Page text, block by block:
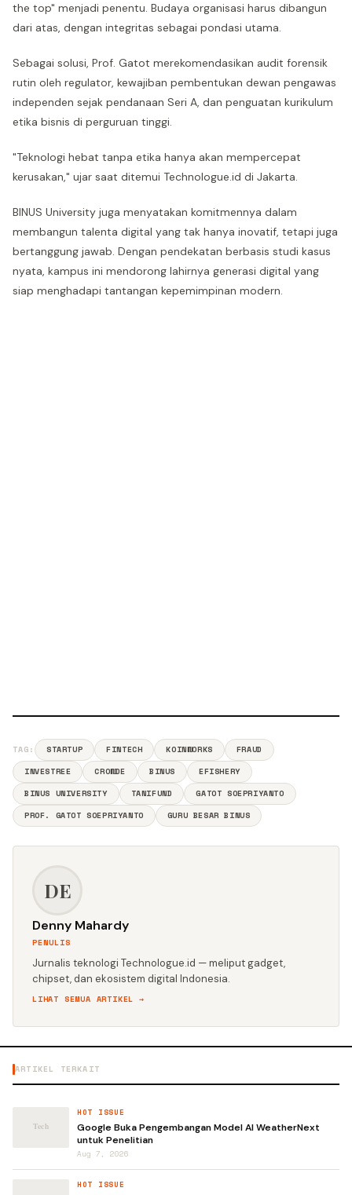
the top" menjadi penentu. Budaya organisasi harus dibangun
dari atas, dengan integritas sebagai pondasi utama.
Sebagai solusi, Prof. Gatot merekomendasikan audit forensik
rutin oleh regulator, kewajiban pembentukan dewan pengawas
independen sejak pendanaan Seri A, dan penguatan kurikulum
etika bisnis di perguruan tinggi.
"Teknologi hebat tanpa etika hanya akan mempercepat
kerusakan," ujar saat ditemui Technologue.id di Jakarta.
BINUS University juga menyatakan komitmennya dalam
membangun talenta digital yang tak hanya inovatif, tetapi juga
bertanggung jawab. Dengan pendekatan berbasis studi kasus
nyata, kampus ini mendorong lahirnya generasi digital yang
siap menghadapi tantangan kepemimpinan modern.
TAG: STARTUP FINTECH KOINWORKS
FRAUD
INVESTREE
CROWDE BINUS
EFISHERY
BINUS UNIVERSITY
TANIFUND
GATOT SOEPRIYANTO
PROF. GATOT SOEPRIYANTO
GURU BESAR BINUS
DE
Denny Mahardy
PENULIS
Jurnalis teknologi Technologue.id — meliput gadget,
chipset, dan ekosistem digital Indonesia.
LIHAT SEMUA ARTIKEL →
ARTIKEL TERKAIT
HOT ISSUE
Google Buka Pengembangan Model AI WeatherNext
untuk Penelitian
Aug 7, 2026
HOT ISSUE